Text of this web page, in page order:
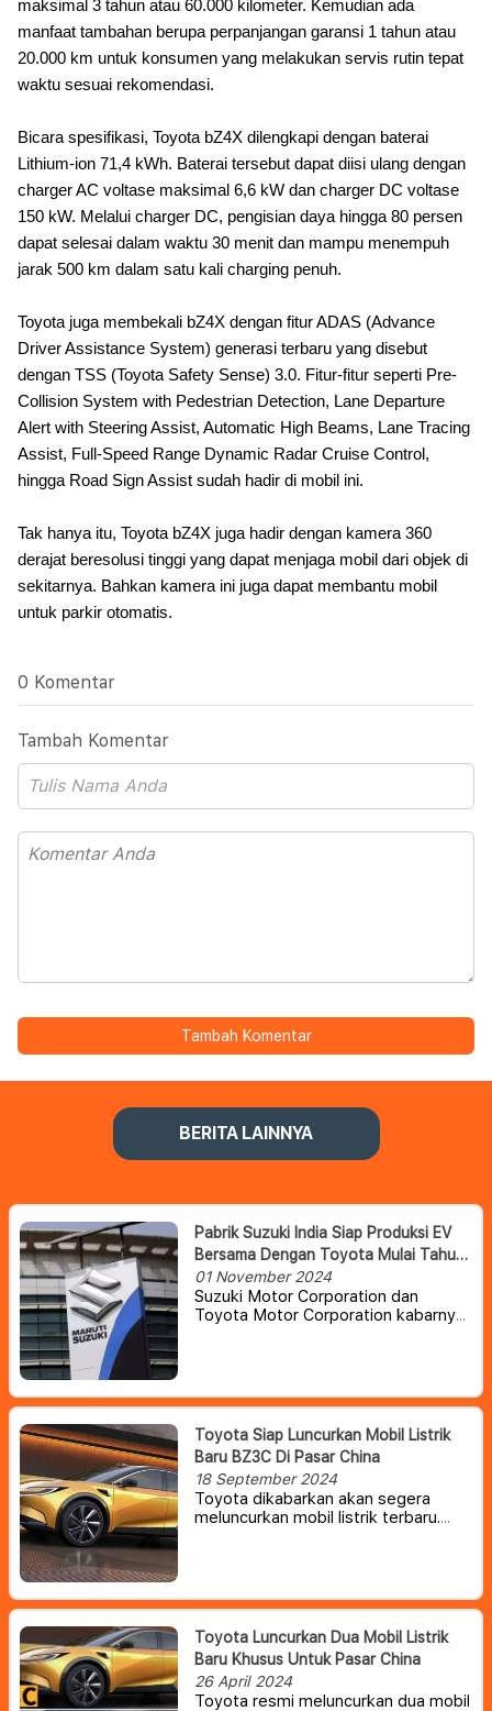
maksimal 3 tahun atau 60.000 kilometer. Kemudian ada
manfaat tambahan berupa perpanjangan garansi 1 tahun atau
20.000 km untuk konsumen yang melakukan servis rutin tepat
waktu sesuai rekomendasi.
Bicara spesifikasi, Toyota bZ4X dilengkapi dengan baterai
Lithium-ion 71,4 kWh. Baterai tersebut dapat diisi ulang dengan
charger AC voltase maksimal 6,6 kW dan charger DC voltase
150 kW. Melalui charger DC, pengisian daya hingga 80 persen
dapat selesai dalam waktu 30 menit dan mampu menempuh
jarak 500 km dalam satu kali charging penuh.
Toyota juga membekali bZ4X dengan fitur ADAS (Advance
Driver Assistance System) generasi terbaru yang disebut
dengan TSS (Toyota Safety Sense) 3.0. Fitur-fitur seperti Pre-
Collision System with Pedestrian Detection, Lane Departure
Alert with Steering Assist, Automatic High Beams, Lane Tracing
Assist, Full-Speed ​​Range Dynamic Radar Cruise Control,
hingga Road Sign Assist sudah hadir di mobil ini.
Tak hanya itu, Toyota bZ4X juga hadir dengan kamera 360
derajat beresolusi tinggi yang dapat menjaga mobil dari objek di
sekitarnya. Bahkan kamera ini juga dapat membantu mobil
untuk parkir otomatis.
0 Komentar
Tambah Komentar
Tambah Komentar
BERITA LAINNYA
Pabrik Suzuki India Siap Produksi EV
Bersama Dengan Toyota Mulai Tahun
Depan
01 November 2024
Suzuki Motor Corporation dan
Toyota Motor Corporation kabarnya
Toyota Siap Luncurkan Mobil Listrik
Baru BZ3C Di Pasar China
18 September 2024
Toyota dikabarkan akan segera
meluncurkan mobil listrik terbaru.
Toyota Luncurkan Dua Mobil Listrik
Baru Khusus Untuk Pasar China
26 April 2024
Toyota resmi meluncurkan dua mobil